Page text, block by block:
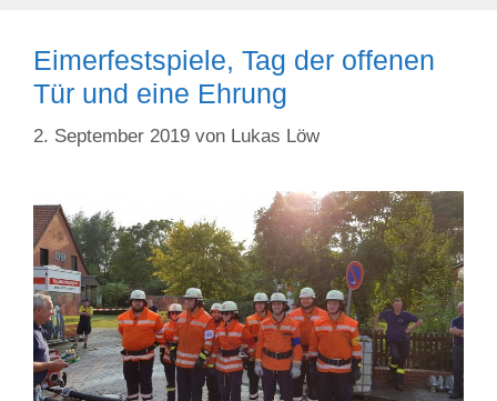
Eimerfestspiele, Tag der offenen
Tür und eine Ehrung
2. September 2019 von Lukas Löw